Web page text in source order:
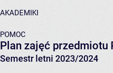
AKADEMIKI
POMOC
Plan zajęć
Semestr letni 2023/2024